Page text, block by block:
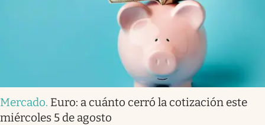
Mercado. Euro: a cuánto cerró la cotización este
miércoles 5 de agosto